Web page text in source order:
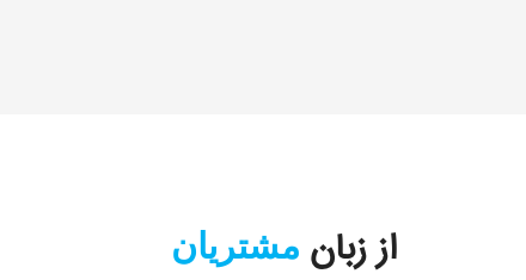
از زبان مشتریان